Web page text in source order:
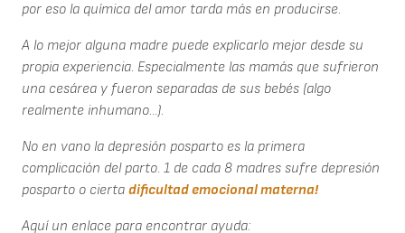
por eso la química del amor tarda más en producirse.
A lo mejor alguna madre puede explicarlo mejor desde su
propia experiencia. Especialmente las mamás que sufrieron
una cesárea y fueron separadas de sus bebés (algo
realmente inhumano...).
No en vano la depresión posparto es la primera
complicación del parto. 1 de cada 8 madres sufre depresión
posparto o cierta dificultad emocional materna!
Aquí un enlace para encontrar ayuda: